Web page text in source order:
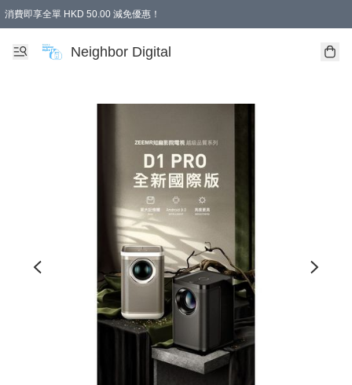
消費即享全單 HKD 50.00 減免優惠！
Neighbor Digital